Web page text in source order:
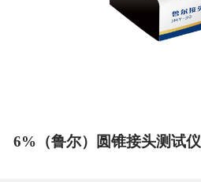
6%（鲁尔）圆锥接头测试仪